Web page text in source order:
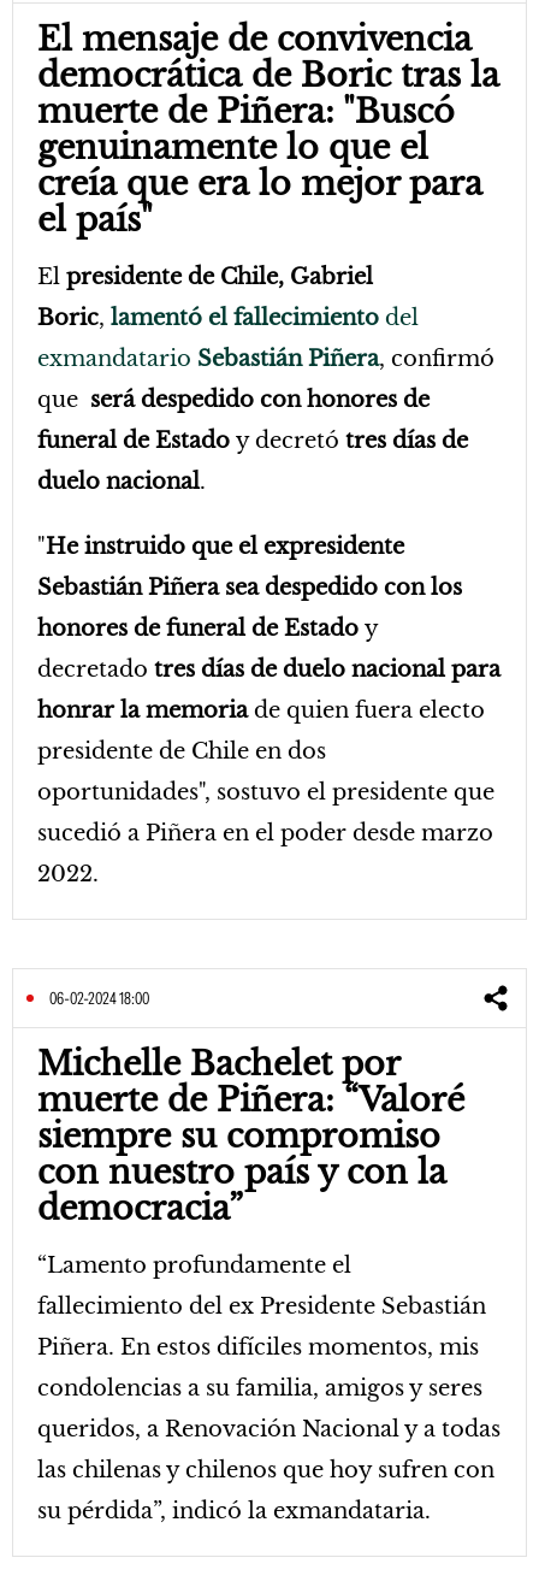
El mensaje de convivencia
democrática de Boric tras la
muerte de Piñera: "Buscó
genuinamente lo que el
creía que era lo mejor para
el país"
El presidente de Chile, Gabriel
Boric, lamentó el fallecimiento del
exmandatario Sebastián Piñera, confirmó
que será despedido con honores de
funeral de Estado y decretó tres días de
duelo nacional.
"He instruido que el expresidente
Sebastián Piñera sea despedido con los
honores de funeral de Estado y
decretado tres días de duelo nacional para
honrar la memoriade quien fuera electo
presidente de Chile en dos
oportunidades", sostuvo el presidente que
sucedió a Piñera en el poder desde marzo
2022.
06-02-2024 18:00
Michelle Bachelet por
muerte de Piñera: “Valoré
siempre su compromiso
con nuestro país y con la
democracia”
“Lamento profundamente el
fallecimiento del ex Presidente Sebastián
Piñera. En estos difíciles momentos, mis
condolencias a su familia, amigos y seres
queridos, a Renovación Nacional y a todas
las chilenas y chilenos que hoy sufren con
su pérdida”, indicó la exmandataria.